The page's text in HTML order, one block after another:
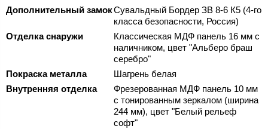
Дополнительный замокСувальдный Бордер ЗВ 8-6 К5 (4-го
класса безопасности, Россия)
Отделка снаружи
Классическая МДФ панель 16 мм с
наличником, цвет "Альберо браш
серебро"
Покраска металла
Шагрень белая
Внутренняя отделка
Фрезерованная МДФ панель 10 мм
с тонированным зеркалом (ширина
244 мм), цвет "Белый рельеф
софт"